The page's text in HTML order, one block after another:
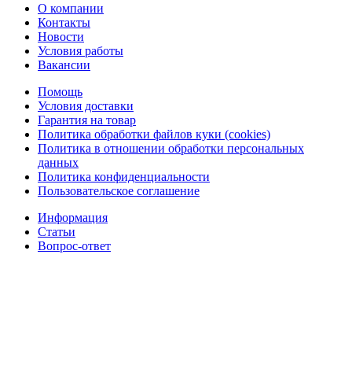
О компании
Контакты
Новости
Условия работы
Вакансии
Помощь
Условия доставки
Гарантия на товар
Политика обработки файлов куки (cookies)
Политика в отношении обработки персональных
данных
Политика конфиденциальности
Пользовательское соглашение
Информация
Статьи
Вопрос-ответ